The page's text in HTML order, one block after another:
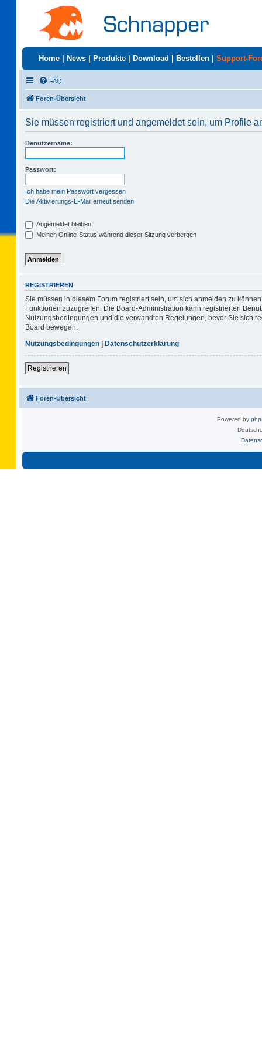
Home News Produkte Download Bestellen Support-
FAQ
Foren-Übersicht
Sie müssen registriert und angemeldet sein, um Profile
Benutzername:
Passwort:
Ich habe mein Passwort vergessen
Die Aktivierungs-E-Mail erneut senden
Angemeldet bleiben
Meinen Online-Status während dieser Sitzung verbergen
REGISTRIEREN
Sie müssen in diesem Forum registriert sein, um sich anmelden zu
Funktionen zuzugreifen. Die Board-Administration kann registrierten
Nutzungsbedingungen und die verwandten Regelungen, bevor Sie sich
Board bewegen.
Nutzungsbedingungen | Datenschutzerklärung
Registrieren
Foren-Übersicht
Powered by